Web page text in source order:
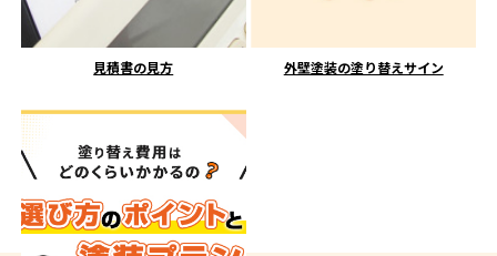
見積書の見方 外壁塗装の塗り替えサイン